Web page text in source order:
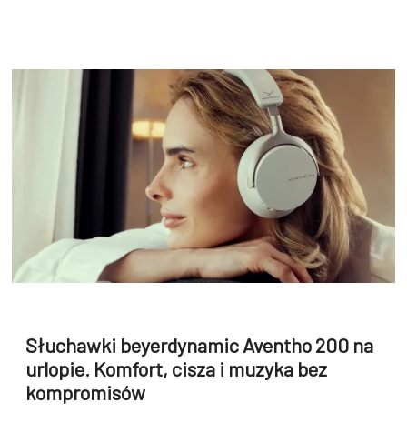
Słuchawki beyerdynamic Aventho 200 na
urlopie. Komfort, cisza i muzyka bez
kompromisów